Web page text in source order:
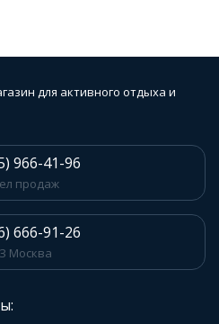
для активного отдыха и
966-41-96
продаж
666-91-26
Москва